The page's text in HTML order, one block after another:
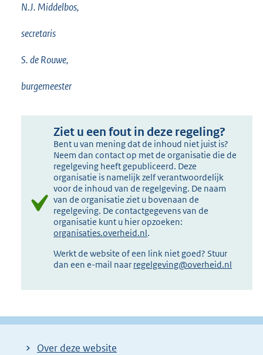
N.J. Middelbos,
secretaris
S. de Rouwe,
burgemeester
Ziet u een fout in deze regeling?
Bent u van mening dat de inhoud niet juist is?
Neem dan contact op met de organisatie die de
regelgeving heeft gepubliceerd. Deze
organisatie is namelijk zelf verantwoordelijk
voor de inhoud van de regelgeving. De naam
van de organisatie ziet u bovenaan de
regelgeving. De contactgegevens van de
organisatie kunt u hier opzoeken:
organisaties.overheid.nl.
Werkt de website of een link niet goed? Stuur
dan een e-mail naar regelgeving@overheid.nl
Over deze website